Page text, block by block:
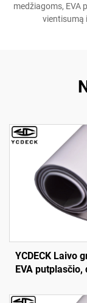
medžiagoms, EVA
vientisumą
YCDECK Laivo
EVA putplasčio,
grindys, laivo